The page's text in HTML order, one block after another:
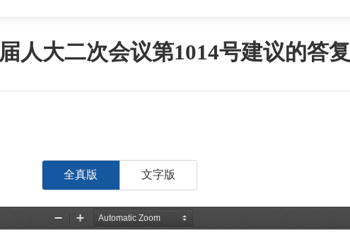
人大二次会议第1014号建议的答复
全真版 文字版